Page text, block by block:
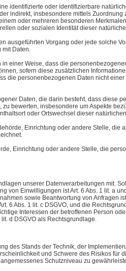
identifizierte oder identifizierbare
indirekt, insbesondere mittels
oder mehreren besonderen
oder sozialen Identität dieser
ausgeführten Vorgang oder jede solche
mit Daten.
einer Weise, dass die
sofern diese zusätzlichen
die personenbezogenen Daten nicht
Daten, die darin besteht, dass diese
bewerten, insbesondere um Aspekte
oder Ortswechsel dieser
Einrichtung oder andere Stelle, die
Einrichtung oder andere Stelle, die
unserer Datenverarbeitungen mit.
von Einwilligungen ist Art. 6 Abs. 1 lit. a
sowie Beantwortung von Anfragen
6 Abs. 1 lit. c DSGVO, und die
Interessen der betroffenen Person
d DSGVO als Rechtsgrundlage.
des Stands der Technik, der
und Schwere des Risikos für
Schutzniveau zu